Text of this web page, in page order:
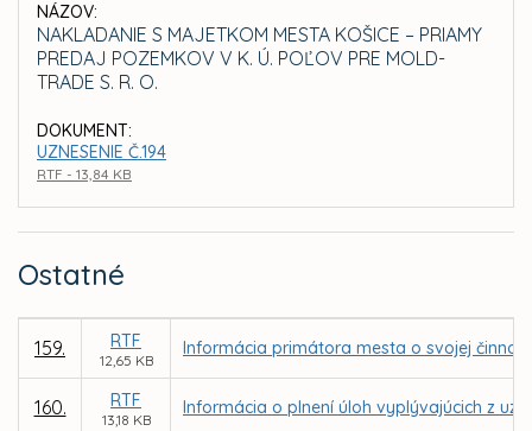
NÁZOV:
NAKLADANIE S MAJETKOM MESTA KOŠICE – PRIAMY
PREDAJ POZEMKOV V K. Ú. POĽOV PRE MOLD-
TRADE S. R. O.
DOKUMENT:
UZNESENIE Č.194
RTF - 13,84 KB
Ostatné
159. RTF
12,65 KB
Informácia primátora mesta o svojej
160. RTF
13,18 KB
Informácia o plnení úloh vyplývajúcich z